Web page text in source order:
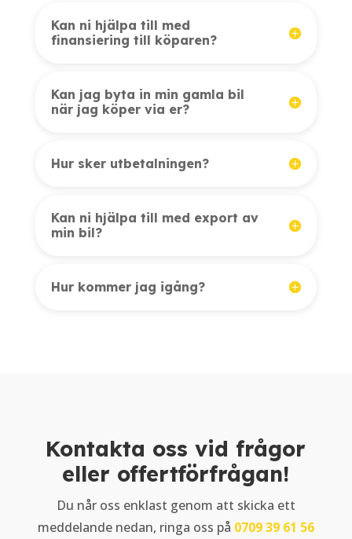
Kan ni hjälpa till med
finansiering till köparen?
Kan jag byta in min gamla bil
när jag köper via er?
Hur sker utbetalningen?
Kan ni hjälpa till med export av
min bil?
Hur kommer jag igång?
Kontakta oss vid frågor
eller offertförfrågan!
Du når oss enklast genom att skicka ett
meddelande nedan, ringa oss på 0709 39 61 56